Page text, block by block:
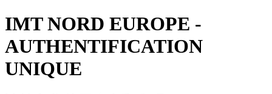
IMT NORD EUROPE -
AUTHENTIFICATION
UNIQUE